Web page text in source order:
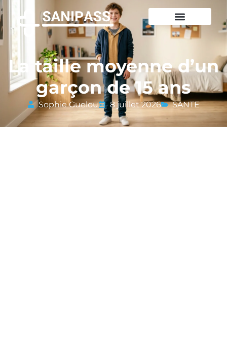
La taille moyenne d’un
garçon de 15 ans
Sophie Guelou 8 juillet 2026 SANTE